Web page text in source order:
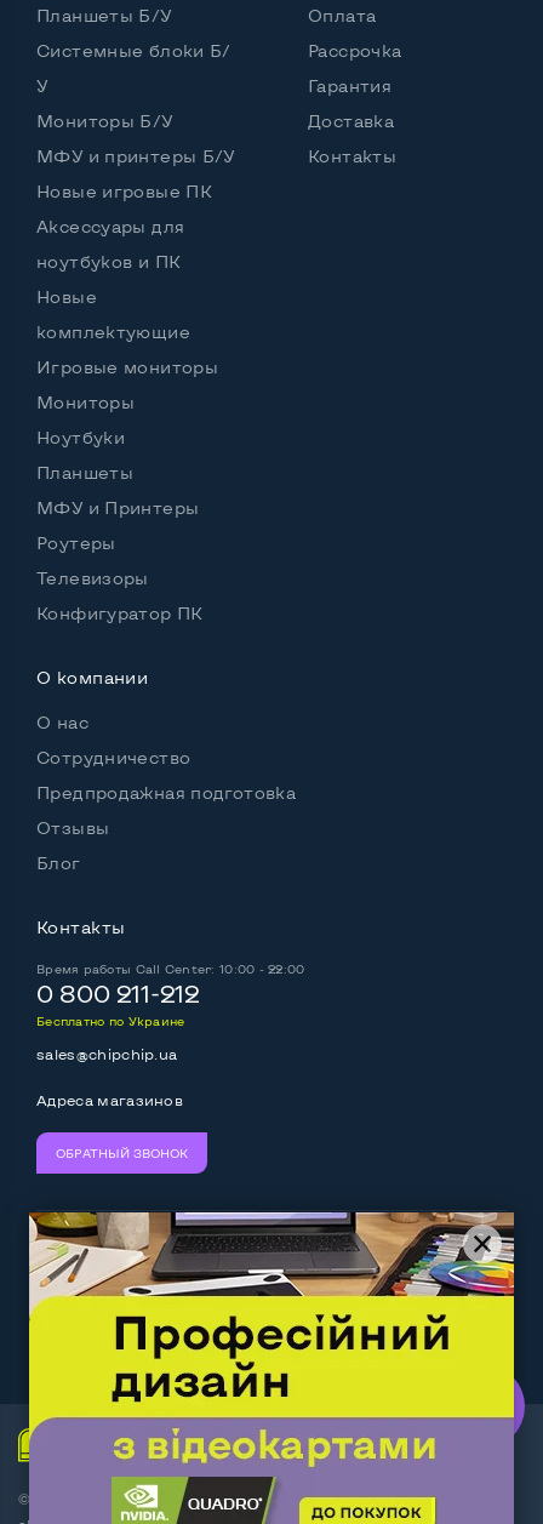
Intel Core i5-7200U (2,50 - 3,10 GHz)
Тип оперативной памяти
DDR4
SSD 2,5" или HDD
Возможности видеокарты:
Тип видеокарты
Видеопроцессор ноутбука
Размер видеопамяти, Гб
Удобство пользования:
Материал корпуса
Подсветка клавиатуры
Русские и украинские буквы на клавиатуре
Операционная система
Разъемы подключения:
Выход Display port
Выход mini Display port
Выход HDMIНет
Разъем для наушников 3.5 мм
Разъем для микрофона
Выход Gigabit Ethernet LANДа
Выход USB 2_0Нет
Выход USB 3_0 2-4 шт
Выход Com PortНет
Беспроводные подключения:
Планшеты Б/У
Системные блоки Б/
У
Мониторы Б/У
МФУ и принтеры Б/У
Новые игровые ПК
Аксессуары для
ноутбуков и ПК
Новые
комплектующие
Игровые мониторы
Мониторы
Ноутбуки
Планшеты
МФУ и Принтеры
Роутеры
Телевизоры
Конфигуратор ПК
Оплата
Рассрочка
Гарантия
Доставка
Контакты
О компании
О нас
Сотрудничество
Предпродажная подготовка
Отзывы
Блог
Контакты
Время работы Call Center: 10:00 - 22:00
0 800 211-212
Бесплатно по Украине
sales@chipchip.ua
Адреса магазинов
ОБРАТНЫЙ ЗВОНОК
Мы принимаем: Следите за нами:
Work.ua— самий кльовий
наш партнер
© Интернет-магазин ChipChip - компьютерная техника и